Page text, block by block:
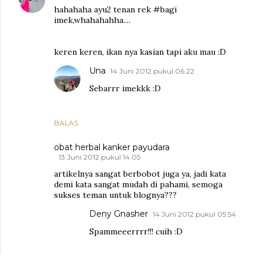
hahahaha ayu2 tenan rek #bagi
imek,whahahahha....
keren keren, ikan nya kasian tapi aku mau :D
BALAS
Una 14 Juni 2012 pukul 06.22
Sebarrr imekkk :D
obat herbal kanker payudara
13 Juni 2012 pukul 14.05
artikelnya sangat berbobot juga ya, jadi kata
demi kata sangat mudah di pahami, semoga
sukses teman untuk blognya???
Deny Gnasher 14 Juni 2012 pukul 05.54
Spammeeerrrr!!! cuih :D